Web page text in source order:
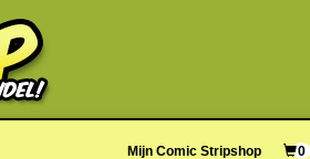
Mijn Comic Stripshop 0